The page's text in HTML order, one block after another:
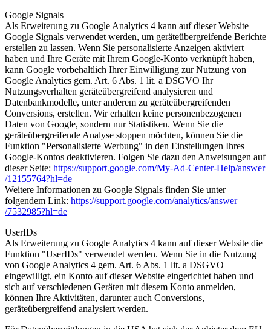
Google Signals
Als Erweiterung zu Google Analytics 4 kann auf dieser Website
Google Signals verwendet werden, um geräteübergreifende Berichte
erstellen zu lassen. Wenn Sie personalisierte Anzeigen aktiviert
haben und Ihre Geräte mit Ihrem Google-Konto verknüpft haben,
kann Google vorbehaltlich Ihrer Einwilligung zur Nutzung von
Google Analytics gem. Art. 6 Abs. 1 lit. a DSGVO Ihr
Nutzungsverhalten geräteübergreifend analysieren und
Datenbankmodelle, unter anderem zu geräteübergreifenden
Conversions, erstellen. Wir erhalten keine personenbezogenen
Daten von Google, sondern nur Statistiken. Wenn Sie die
geräteübergreifende Analyse stoppen möchten, können Sie die
Funktion "Personalisierte Werbung" in den Einstellungen Ihres
Google-Kontos deaktivieren. Folgen Sie dazu den Anweisungen auf
dieser Seite: https://support.google.com/My-Ad-Center-Help/answer
/12155764?hl=de
Weitere Informationen zu Google Signals finden Sie unter
folgendem Link: https://support.google.com/analytics/answer
/7532985?hl=de
UserIDs
Als Erweiterung zu Google Analytics 4 kann auf dieser Website die
Funktion "UserIDs" verwendet werden. Wenn Sie in die Nutzung
von Google Analytics 4 gem. Art. 6 Abs. 1 lit. a DSGVO
eingewilligt, ein Konto auf dieser Website eingerichtet haben und
sich auf verschiedenen Geräten mit diesem Konto anmelden,
können Ihre Aktivitäten, darunter auch Conversions,
geräteübergreifend analysiert werden.